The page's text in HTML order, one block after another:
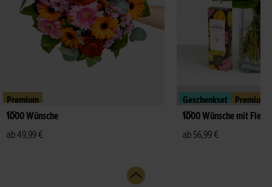
Premium
1000 Wünsche
ab 49,99 €
Geschenkset
Premium
1000 Wünsche mit Fleur
ab 56,99 €